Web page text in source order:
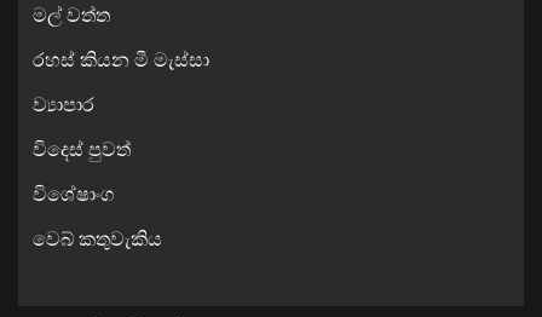
මල් වත්ත
රහස් කියන මී මැස්සා
ව්‍යාපාර
විදෙස් පුවත්
විශේෂාංග
වෙබ් කතුවැකිය